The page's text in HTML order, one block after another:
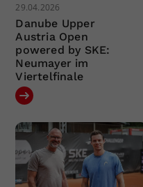
29.04.2026
Danube Upper
Austria Open
powered by SKE:
Neumayer im
Viertelfinale